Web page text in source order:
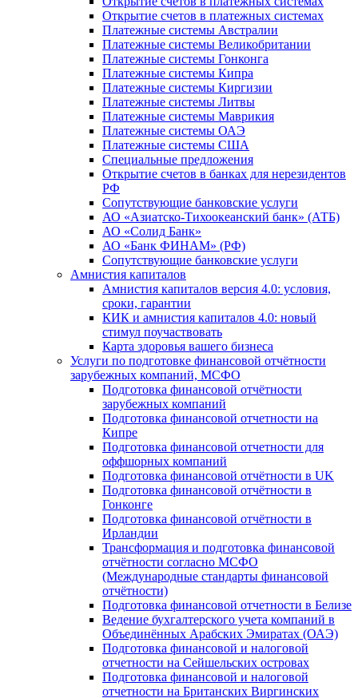
Открытие счетов в платежных системах
Платежные системы Австралии
Платежные системы Великобритании
Платежные системы Гонконга
Платежные системы Кипра
Платежные системы Киргизии
Платежные системы Литвы
Платежные системы Маврикия
Платежные системы ОАЭ
Платежные системы США
Специальные предложения
Открытие счетов в банках для нерезидентов
РФ
Сопутствующие банковские услуги
АО «Азиатско-Тихоокеанский банк» (АТБ)
АО «Солид Банк»
АО «Банк ФИНАМ» (РФ)
Сопутствующие банковские услуги
Амнистия капиталов
Амнистия капиталов версия 4.0: условия,
сроки, гарантии
КИК и амнистия капиталов 4.0: новый
стимул поучаствовать
Карта здоровья вашего бизнеса
Услуги по подготовке финансовой отчётности
зарубежных компаний, МСФО
Подготовка финансовой отчётности
зарубежных компаний
Подготовка финансовой отчетности на
Кипре
Подготовка финансовой отчетности для
оффшорных компаний
Подготовка финансовой отчётности в UK
Подготовка финансовой отчётности в
Гонконге
Подготовка финансовой отчётности в
Ирландии
Трансформация и подготовка финансовой
отчётности согласно МСФО
(Международные стандарты финансовой
отчётности)
Подготовка финансовой отчетности в Белизе
Ведение бухгалтерского учета компаний в
Объединённых Арабских Эмиратах (ОАЭ)
Подготовка финансовой и налоговой
отчетности на Сейшельских островах
Подготовка финансовой и налоговой
отчетности на Британских Виргинских